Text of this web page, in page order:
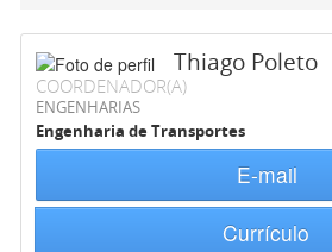
Thiago Poleto
COORDENADOR(A)
ENGENHARIAS
Engenharia de Transportes
E-mail
Currículo